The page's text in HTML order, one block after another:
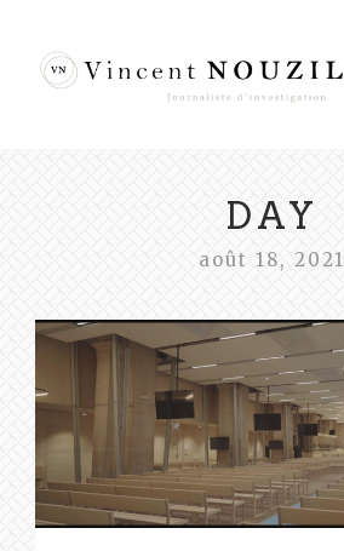
DAY
août 18, 2021